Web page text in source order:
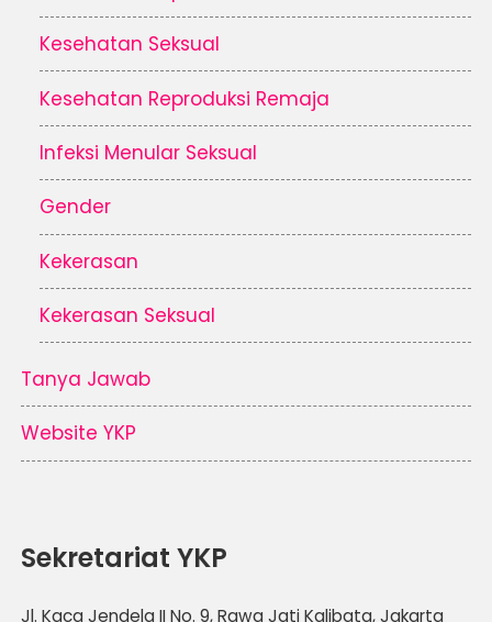
Kesehatan Seksual
Kesehatan Reproduksi Remaja
Infeksi Menular Seksual
Gender
Kekerasan
Kekerasan Seksual
Tanya Jawab
Website YKP
Sekretariat YKP
Jl. Kaca Jendela II No. 9, Rawa Jati Kalibata, Jakarta